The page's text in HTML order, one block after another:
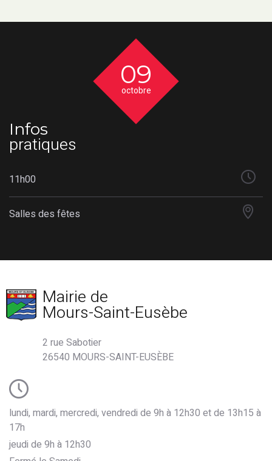
09
octobre
Infos
pratiques
11h00
Salles des fêtes
Mairie de
Mours-Saint-Eusèbe
2 rue Sabotier
26540 MOURS-SAINT-EUSÈBE
lundi, mardi, mercredi, vendredi de 9h à 12h30 et de 13h15 à
17h
jeudi de 9h à 12h30